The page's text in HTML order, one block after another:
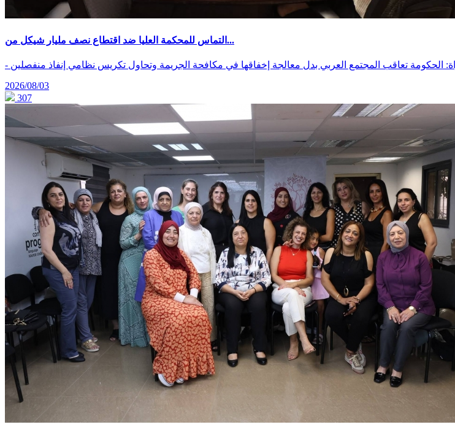
التماس للمحكمة العليا ضد اقتطاع نصف مليار شيكل من...
الحكومة تعاقب المجتمع العربي بدل معالجة إخفاقها في مكافحة الجريمة وتحاول تكريس نظامي إنفاذ منفصلين
2026/08/03
307